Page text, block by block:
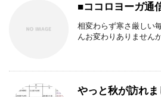
■ココロヨーガ
相変わらず寒さ厳しい
んお変わりありません
やっと秋が訪れま